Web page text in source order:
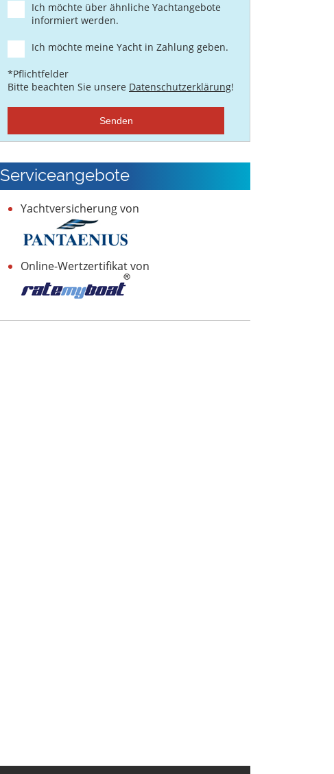
Ich möchte über ähnliche Yachtangebote
informiert werden.
Ich möchte meine Yacht in Zahlung geben.
*Pflichtfelder
Bitte beachten Sie unsere Datenschutzerklärung!
Senden
Serviceangebote
Yachtversicherung von
Online-Wertzertifikat von